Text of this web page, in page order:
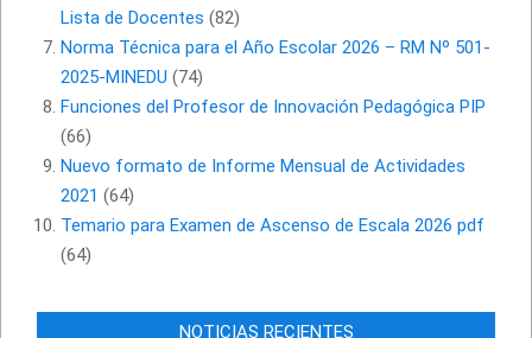
Lista de Docentes (82)
Norma Técnica para el Año Escolar 2026 – RM Nº 501-
2025-MINEDU (74)
Funciones del Profesor de Innovación Pedagógica PIP
(66)
Nuevo formato de Informe Mensual de Actividades
2021 (64)
Temario para Examen de Ascenso de Escala 2026 pdf
(64)
NOTICIAS RECIENTES